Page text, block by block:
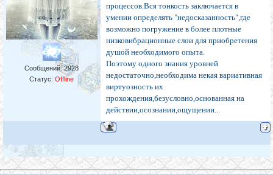
Сообщений:2928
Статус: Offline
процессов.Вся тонкость заключается в
умении определять "недосказанность",где
возможно погружение в более плотные
низковибрационные слои для приобретения
душой необходимого опыта.
Поэтому одного знания уровней
недостаточно,необходима некая вариативная
виртуозность их
прохождения,безусловно,основанная на
действии,осознании,ощущении...